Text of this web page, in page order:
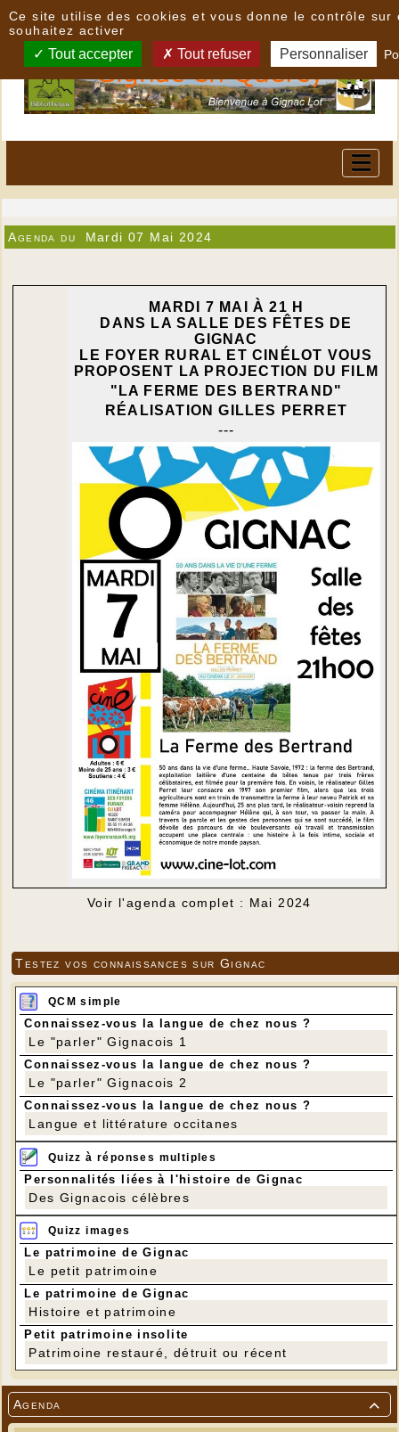

Agenda
Agenda du Mardi 07 Mai 2024
MARDI 7 MAI À 21 H
DANS LA SALLE DES FÊTES DE
GIGNAC
LE FOYER RURAL ET CINÉLOT VOUS
PROPOSENT LA PROJECTION DU FILM
"LA FERME DES BERTRAND"
RÉALISATION GILLES PERRET
---
Voir l'agenda complet : Mai 2024
Testez vos connaissances sur Gignac
QCM simple
Connaissez-vous la langue de chez nous ?
Le "parler" Gignacois 1
Connaissez-vous la langue de chez nous ?
Le "parler" Gignacois 2
Connaissez-vous la langue de chez nous ?
Langue et littérature occitanes
Quizz à réponses multiples
Personnalités liées à l'histoire de Gignac
Des Gignacois célèbres
Quizz images
Le patrimoine de Gignac
Le petit patrimoine
Le patrimoine de Gignac
Histoire et patrimoine
Petit patrimoine insolite
Patrimoine restauré, détruit ou récent
Ce site utilise des cookies et vous donne le contrôle sur
souhaitez activer
Tout accepter Tout refuser Personnaliser